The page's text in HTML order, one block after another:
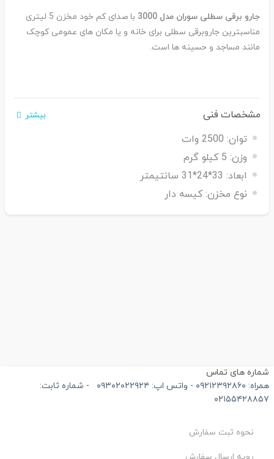
جارو برقی سطلی سوران مدل 3000
با صدای کم خود مخزن 5 لیتری
مناسبترین جاروبرقی سطلی برای خانه و یا مکان های عمومی کوچک
مانند مساجد و حسینه ها است.
مشخصات فنی بیشتر
توان: 2500 وات
وزن: 5 کیلو گرم
ابعاد: 33*24*31 سانتیمتر
نوع مخزن: کیسه دار
های تماس
- واتس اپ: ۰۹۳۰۲۰۲۲۹۲۴
-
شماره ثابت:
نحوه ثبت سفارش